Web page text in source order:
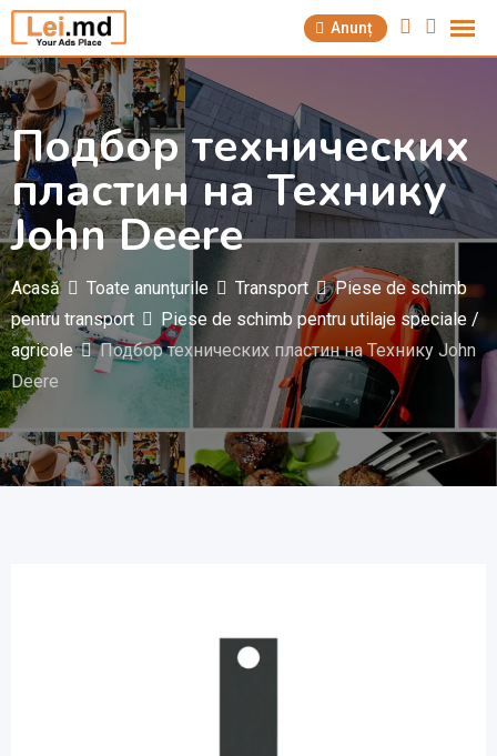
Săriți
la
conținut
Anunț
Подбор технических
пластин на Технику
John Deere
Acasă Toate anunțurile Transport
Piese de schimb
pentru transport
Piese de schimb pentru utilaje speciale /
agricole
Подбор технических пластин на Технику John
Deere